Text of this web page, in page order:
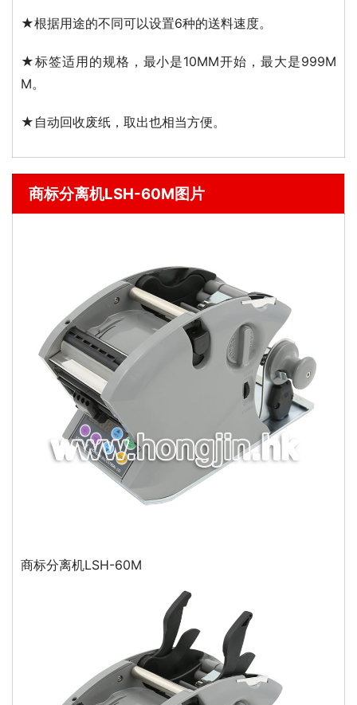
★根据用途的不同可以设置6种的送料速度。
★标签适用的规格，最小是10MM开始，最大是999M
M。
★自动回收废纸，取出也相当方便。
商标分离机LSH-60M图片
商标分离机LSH-60M